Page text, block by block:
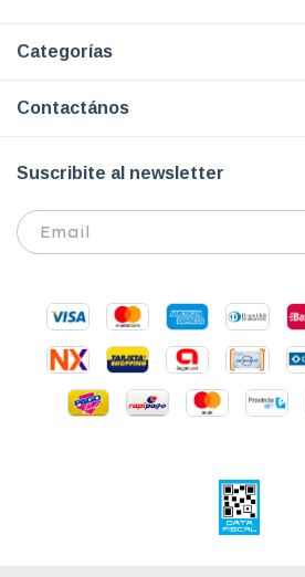
Categorías
Contactános
Suscribite al newsletter